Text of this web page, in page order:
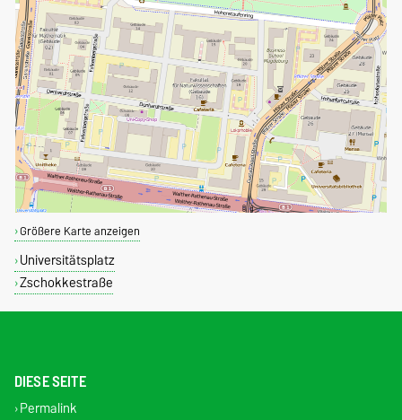
Größere Karte anzeigen
Universitätsplatz
Zschokkestraße
DIESE SEITE
Permalink